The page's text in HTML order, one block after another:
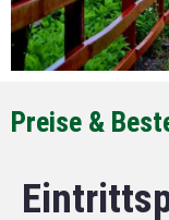
Preise &